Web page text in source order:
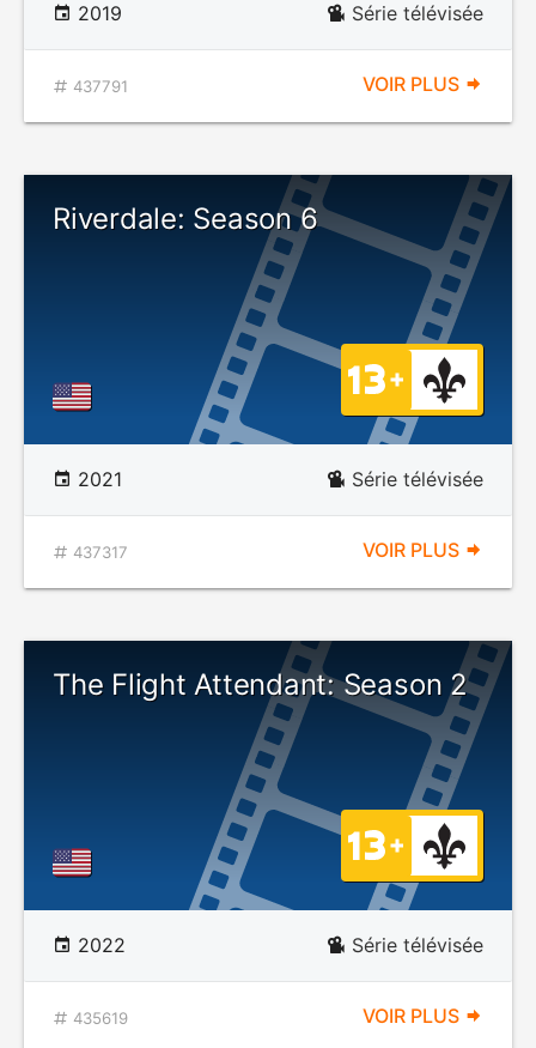
2019 Série télévisée
437791 VOIR PLUS
Riverdale: Season 6
2021 Série télévisée
437317 VOIR PLUS
The Flight Attendant: Season 2
2022 Série télévisée
435619 VOIR PLUS